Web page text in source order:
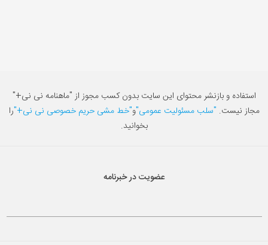
استفاده و بازنشر محتوای این سایت بدون کسب مجوز از "ماهنامه نی نی+"
مجاز نیست. "سلب مسئولیت عمومی"و"خط مشی حریم خصوصی نی نی+"را
بخوانید.
عضویت در خبرنامه